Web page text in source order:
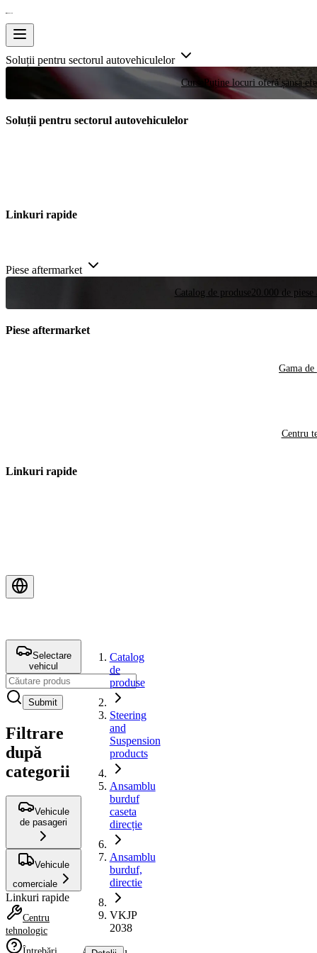
Soluții pentru sectorul autovehiculelor
Curse Puține locuri oferă șansa
Soluții pentru sectorul autovehiculelor
Linkuri rapide
Piese aftermarket
Catalog de produse 20.000 de
Piese aftermarket
Gama de
Centru
Linkuri rapide
Selectare
vehicul
Submit
Filtrare
după
categorii
Vehicule
de pasageri
Vehicule
comerciale
Linkuri rapide
Centru
tehnologic
Catalog
de
produse
Steering
and
Suspension
products
Ansamblu
burduf
caseta
direcție
Ansamblu
burduf,
directie
VKJP
2038